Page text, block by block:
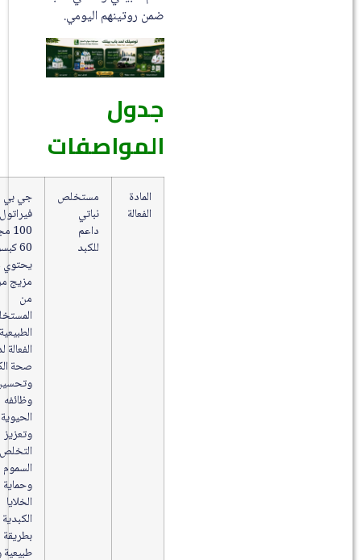
ضمن روتينهم اليومي.
جدول
المواصفات
مستخلص
نباتي
جي بي
100 مجم
60 كبسولة
يحتوي على
مزيج مركز
المستخلصات
الفعالة لدعم
صحة الكبد
وتحسين
التخلص من
طبيعية وآمنة